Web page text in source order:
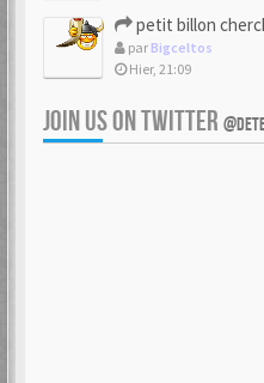
petit billon
par Bigceltos
Hier, 21:09
JOIN US ON TWITTER